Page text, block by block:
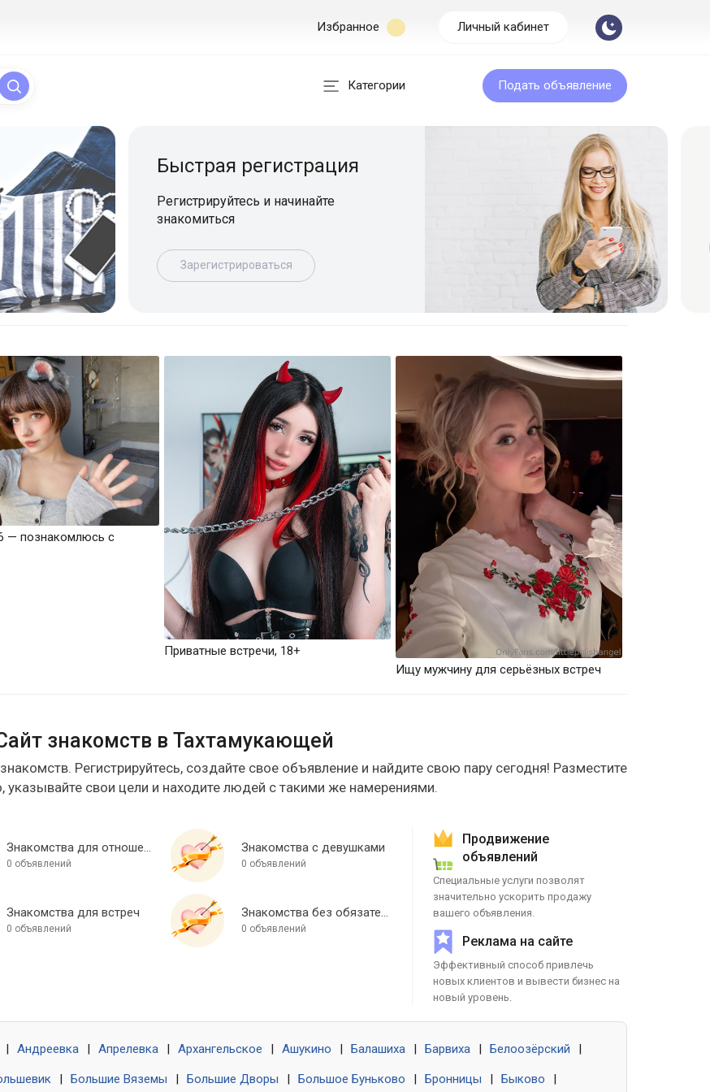
Избранное Личный кабинет
Категории Подать объявление
регистрация
и начинайте
Бесплатная подача
Размещайте объявление легко и
Подать объявление
— познакомлюсь с
Приватные встречи, 18+
Ищу мужчину для серьёзных встреч
знакомств в Тахтамукающей
Регистрируйтесь, создайте свое объявление и найдите свою пару сегодня! Разместите
указывайте свои цели и находите людей с такими же намерениями.
Знакомства для отношений
0 объявлений
Знакомства с девушками
0 объявлений
Знакомства для встреч
0 объявлений
Знакомства без обязательств
0 объявлений
Продвижение
объявлений
Специальные услуги позволят
значительно ускорить продажу
вашего объявления.
Реклама на сайте
Эффективный способ привлечь
новых клиентов и вывести бизнес на
новый уровень.
Андреевка Апрелевка Архангельское Ашукино Балашиха Барвиха Белоозёрский
Большие Вяземы Большие Дворы Большое Буньково Бронницы Быково